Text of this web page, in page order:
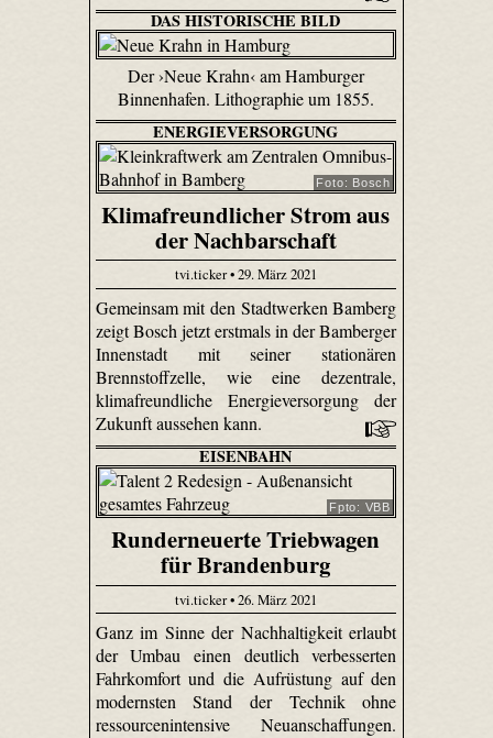
DAS HISTORISCHE BILD
Der ›Neue Krahn‹ am Hamburger
Binnenhafen. Lithographie um 1855.
ENERGIEVERSORGUNG
Foto: Bosch
Klimafreundlicher Strom aus
der Nachbarschaft
tvi.ticker • 29. März 2021
Gemeinsam mit den Stadtwerken Bamberg
zeigt Bosch jetzt erstmals in der Bamberger
Innenstadt mit seiner stationären
Brennstoffzelle, wie eine dezentrale,
klimafreundliche Energieversorgung der
Zukunft aussehen kann.
EISENBAHN
Fpto: VBB
Runderneuerte Triebwagen
für Brandenburg
tvi.ticker • 26. März 2021
Ganz im Sinne der Nachhaltigkeit erlaubt
der Umbau einen deutlich verbesserten
Fahrkomfort und die Aufrüstung auf den
modernsten Stand der Technik ohne
ressourcenintensive Neuanschaffungen.